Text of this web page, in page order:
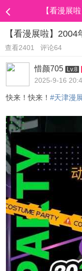
【看漫展
【看漫展啦】
查看2401 评论64
惜颜705 Lv.8
2025-9-16
快来！快来！ #天津漫